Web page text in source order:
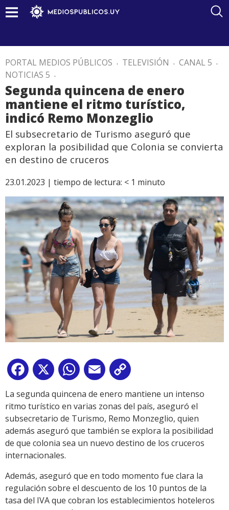
PORTAL MEDIOS PÚBLICOS . TELEVISIÓN . CANAL 5 .
NOTICIAS 5 .
Segunda quincena de enero
mantiene el ritmo turístico,
indicó Remo Monzeglio
El subsecretario de Turismo aseguró que
exploran la posibilidad que Colonia se convierta
en destino de cruceros
23.01.2023 | tiempo de lectura: < 1 minuto
Facebook
X WhatsApp
Email
Link
La segunda quincena de enero mantiene un intenso
ritmo turístico en varias zonas del país, aseguró el
subsecretario de Turismo, Remo Monzeglio, quien
además aseguró que también se explora la posibilidad
de que colonia sea un nuevo destino de los cruceros
internacionales.
Además, aseguró que en todo momento fue clara la
regulación sobre el descuento de los 10 puntos de la
tasa del IVA que cobran los establecimientos hoteleros